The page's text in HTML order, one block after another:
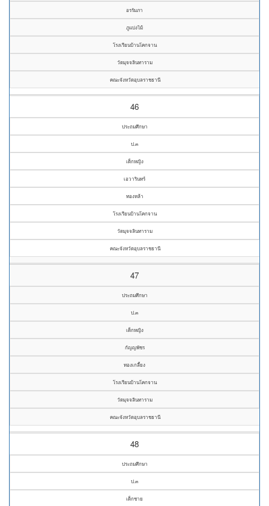
อรรัมภา
ภูแบ่งไม้
โรงเรียนบ้านโคกจาน
วัดมุจจลินทาราม
คณะจังหวัดอุบลราชธานี
46
ประถมศึกษา
ป.๓
เด็กหญิง
เอวารินทร์
ทองหล้า
โรงเรียนบ้านโคกจาน
วัดมุจจลินทาราม
คณะจังหวัดอุบลราชธานี
47
ประถมศึกษา
ป.๓
เด็กหญิง
กัญญพัชร
ทองเกลี้ยง
โรงเรียนบ้านโคกจาน
วัดมุจจลินทาราม
คณะจังหวัดอุบลราชธานี
48
ประถมศึกษา
ป.๓
เด็กชาย